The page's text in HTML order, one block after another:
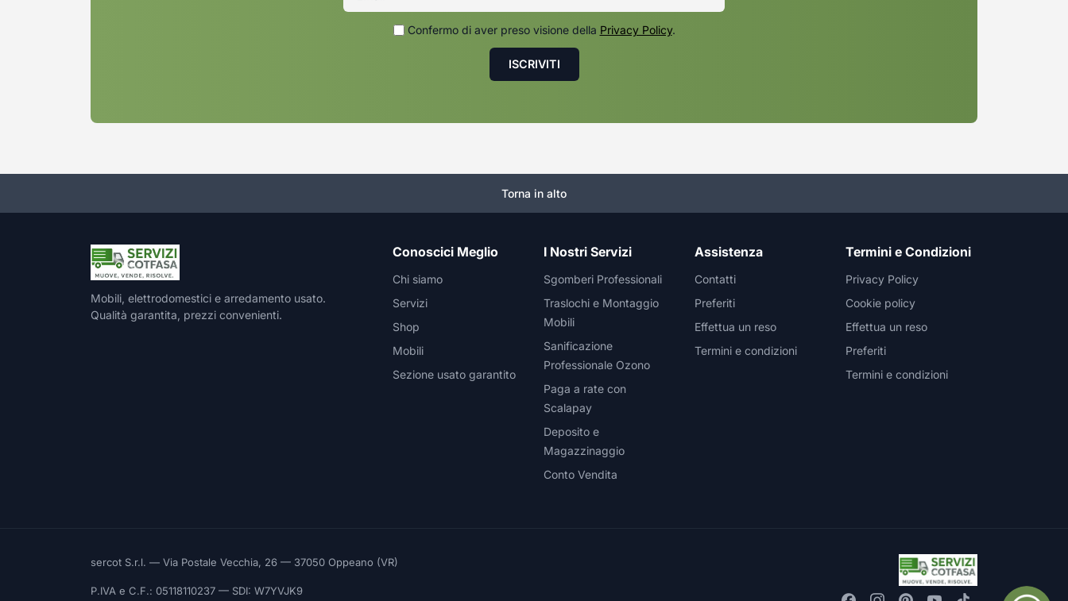
Confermo di aver preso visione della Privacy Policy.
Torna in alto
Mobili, elettrodomestici e arredamento usato.
Qualità garantita, prezzi convenienti.
Conoscici Meglio
Chi siamo
Servizi
Shop
Mobili
Sezione usato garantito
I Nostri Servizi
Sgomberi Professionali
Traslochi e Montaggio
Mobili
Sanificazione
Professionale Ozono
Paga a rate con
Scalapay
Deposito e
Magazzinaggio
Conto Vendita
Assistenza
Contatti
Preferiti
Effettua un reso
Termini e condizioni
Termini e Condizioni
Privacy Policy
Cookie policy
Effettua un reso
Preferiti
Termini e condizioni
sercot S.r.l. — Via Postale Vecchia, 26 — 37050 Oppeano (VR)
P.IVA e C.F.: 05118110237 — SDI: W7YVJK9